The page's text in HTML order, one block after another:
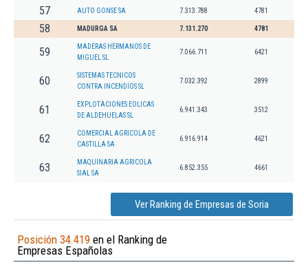
57 AUTO GONSE SA 7.313.788 4781
58 MADURGA SA 7.131.270 4781
59
MADERAS HERMANOS DE
MIGUEL SL
7.066.711 6421
60
SISTEMAS TECNICOS
CONTRA INCENDIOS SL
7.032.392 2899
61
EXPLOTACIONES EOLICAS
DE ALDEHUELAS SL
6.941.343 3512
62
COMERCIAL AGRICOLA DE
CASTILLA SA
6.916.914 4621
63
MAQUINARIA AGRICOLA
SIAL SA
6.852.355 4661
Ver Ranking de Empresas de Soria
Posición 34.419 en el Ranking de
Empresas Españolas